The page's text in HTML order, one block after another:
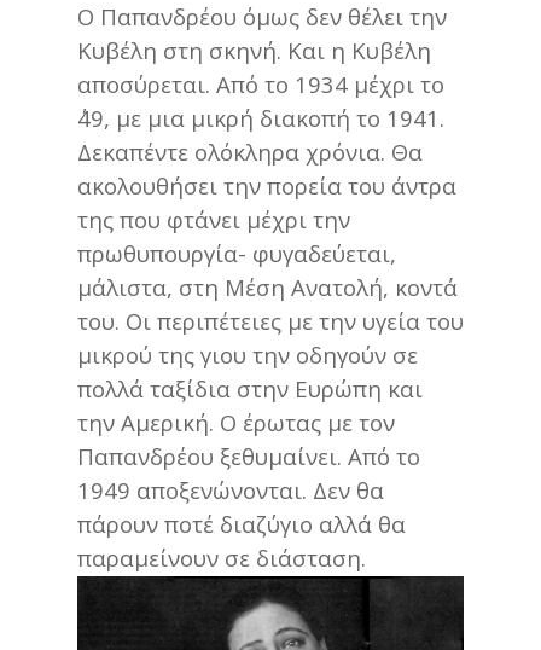
Ο Παπανδρέου όμως δεν θέλει την
Κυβέλη στη σκηνή. Και η Κυβέλη
αποσύρεται. Από το 1934 μέχρι το
΄49, με μια μικρή διακοπή το 1941.
Δεκαπέντε ολόκληρα χρόνια. Θα
ακολουθήσει την πορεία του άντρα
της που φτάνει μέχρι την
πρωθυπουργία- φυγαδεύεται,
μάλιστα, στη Μέση Ανατολή, κοντά
του. Οι περιπέτειες με την υγεία του
μικρού της γιου την οδηγούν σε
πολλά ταξίδια στην Ευρώπη και
την Αμερική. Ο έρωτας με τον
Παπανδρέου ξεθυμαίνει. Από το
1949 αποξενώνονται. Δεν θα
πάρουν ποτέ διαζύγιο αλλά θα
παραμείνουν σε διάσταση.